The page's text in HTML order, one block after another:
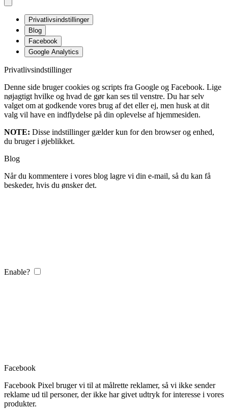
Privatlivsindstillinger
Blog
Facebook
Google Analytics
Privatlivsindstillinger
Denne side bruger cookies og scripts fra Google og Facebook. Lige
nøjagtigt hvilke og hvad de gør kan ses til venstre. Du har selv
valget om at godkende vores brug af det eller ej, men husk at dit
valg vil have en indflydelse på din oplevelse af hjemmesiden.
NOTE: Disse indstillinger gælder kun for den browser og enhed,
du bruger i øjeblikket.
Blog
Når du kommentere i vores blog lagre vi din e-mail, så du kan få
beskeder, hvis du ønsker det.
Enable?
Facebook
Facebook Pixel bruger vi til at målrette reklamer, så vi ikke sender
reklame ud til personer, der ikke har givet udtryk for interesse i vores
produkter.